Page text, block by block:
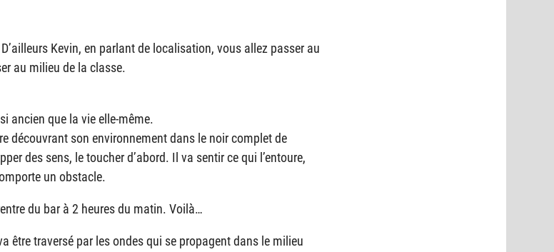
Kevin, en parlant de localisation, vous allez passer au
au milieu de la classe.
ancien que la vie elle-même.
découvrant son environnement dans le noir complet de
des sens, le toucher d’abord. Il va sentir ce qui l’entoure,
un obstacle.
du bar à 2 heures du matin. Voilà…
être traversé par les ondes qui se propagent dans le milieu